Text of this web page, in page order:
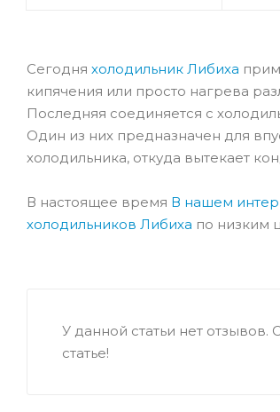
Сегодня холодильник Либиха
кипячения или просто нагрева
Последняя соединяется с
Один из них предназначен для
холодильника, откуда вытекает
В настоящее время В нашем
холодильников Либиха по низким
У данной статьи нет отзывов.
статье!